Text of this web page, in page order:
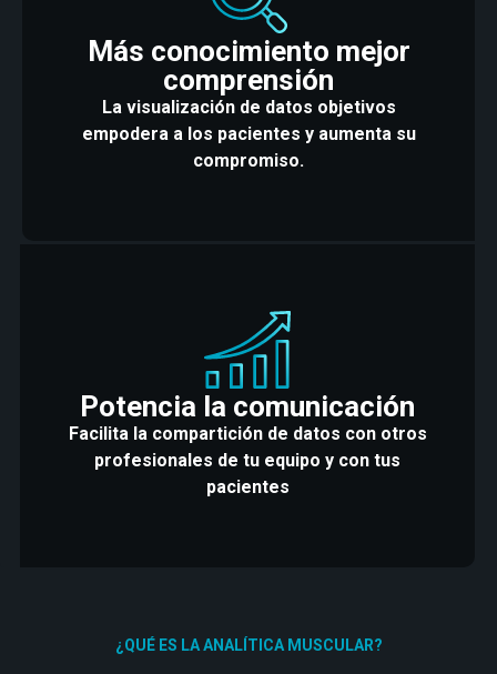
Más conocimiento mejor
comprensión
La visualización de datos objetivos
empodera a los pacientes y aumenta su
compromiso.
Potencia la comunicación
Facilita la compartición de datos con otros
profesionales de tu equipo y con tus
pacientes
¿QUÉ ES LA ANALÍTICA MUSCULAR?